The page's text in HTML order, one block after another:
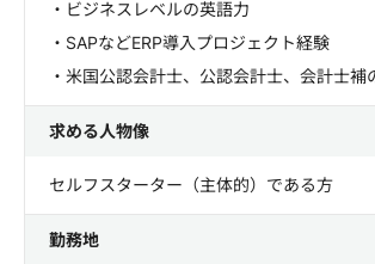
・ビジネスレベルの英語力
・SAPなどERP導入プロジェクト経験
・米国公認会計士、公認会計士、会計士補
求める人物像
セルフスターター（主体的）である方
勤務地